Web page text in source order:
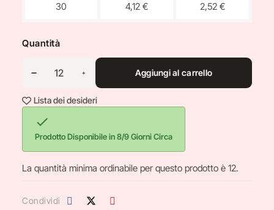
30 4,12 € 2,52 €
Quantità
Aggiungi al carrello
Lista dei desideri

Prodotto Disponibile in 8/9 Giorni Circa
La quantità minima ordinabile per questo prodotto è 12.
Condividi